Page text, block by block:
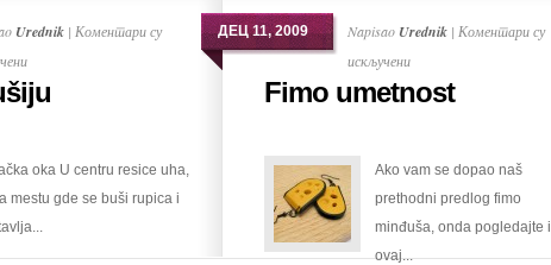
Urednik | Коментари су
на
Bušenje
oka U centru resice uha,
mestu gde se buši rupica i
ДЕЦ 11, 2009 Napisao Urednik | Коментари су
искљученина
Fimo
Fimo umetnost
Ako vam se dopao naš
prethodni predlog fimo
minđuša, onda pogledajte i
ovaj...